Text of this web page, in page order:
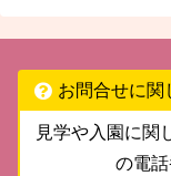
お問合せに関
見学や入園に関
の電話